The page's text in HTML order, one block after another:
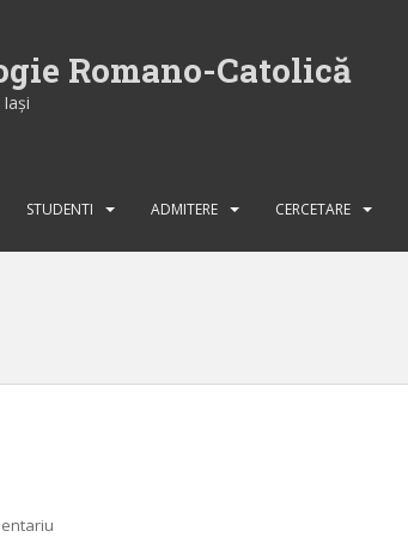
Romano-Catolică
STUDENTI ADMITERE CERCETARE